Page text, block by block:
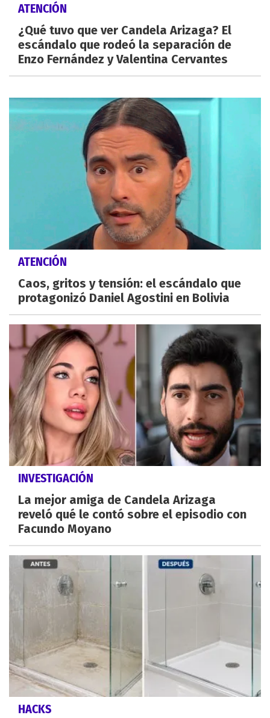
ATENCIÓN
¿Qué tuvo que ver Candela Arizaga? El
escándalo que rodeó la separación de
Enzo Fernández y Valentina Cervantes
ATENCIÓN
Caos, gritos y tensión: el escándalo que
protagonizó Daniel Agostini en Bolivia
INVESTIGACIÓN
La mejor amiga de Candela Arizaga
reveló qué le contó sobre el episodio con
Facundo Moyano
HACKS